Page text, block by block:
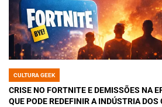
POSTED
IN
CULTURA GEEK
CRISE NO FORTNITE E DEMISSÕES NA
QUE PODE REDEFINIR A INDÚSTRIA DOS